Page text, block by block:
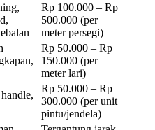
Rp 100.000 – Rp
500.000 (per
meter persegi)
Rp 50.000 – Rp
150.000 (per
meter lari)
Rp 50.000 – Rp
300.000 (per unit
pintu/jendela)